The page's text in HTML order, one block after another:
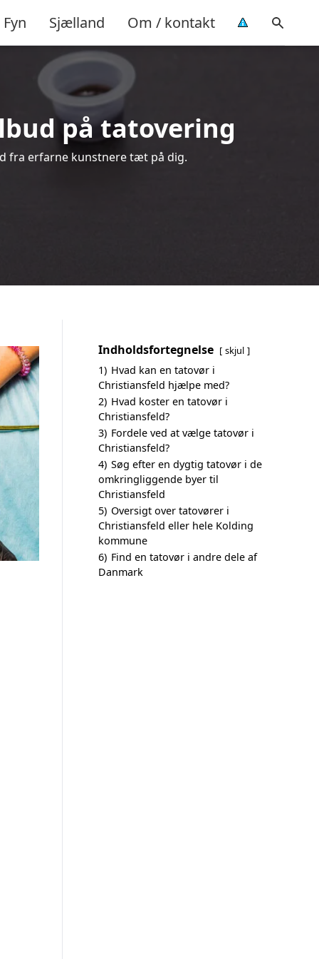
Fyn Sjælland Om / kontakt
på tatovering
fra erfarne kunstnere tæt på dig.
Indholdsfortegnelse skjul
1) Hvad kan en tatovør i
Christiansfeld hjælpe med?
2) Hvad koster en tatovør i
Christiansfeld?
3) Fordele ved at vælge tatovør i
Christiansfeld?
4) Søg efter en dygtig tatovør i de
omkringliggende byer til
Christiansfeld
5) Oversigt over tatovører i
Christiansfeld eller hele Kolding
kommune
6) Find en tatovør i andre dele af
Danmark